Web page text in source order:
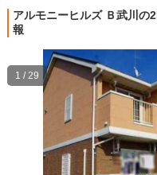
アルモニーヒルズ Ｂ武川の
報
1 / 29